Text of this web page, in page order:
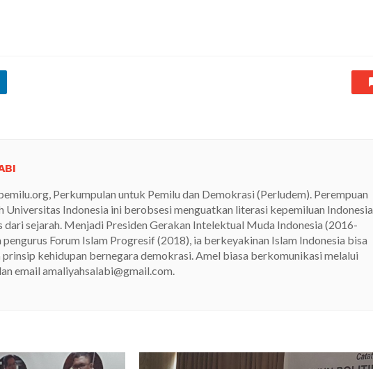
Perkumpulan untuk Pemilu dan Demokrasi (Perludem). Perempuan
Universitas Indonesia ini berobsesi menguatkan literasi kepemiluan Indonesia
dari sejarah. Menjadi Presiden Gerakan Intelektual Muda Indonesia (2016-
pengurus Forum Islam Progresif (2018), ia berkeyakinan Islam Indonesia bisa
prinsip kehidupan bernegara demokrasi. Amel biasa berkomunikasi melalui
email amaliyahsalabi@gmail.com.